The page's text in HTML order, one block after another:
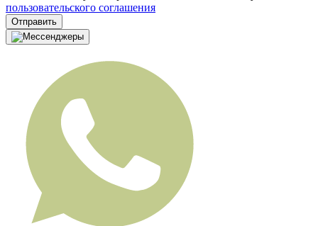
пользовательского соглашения
Отправить